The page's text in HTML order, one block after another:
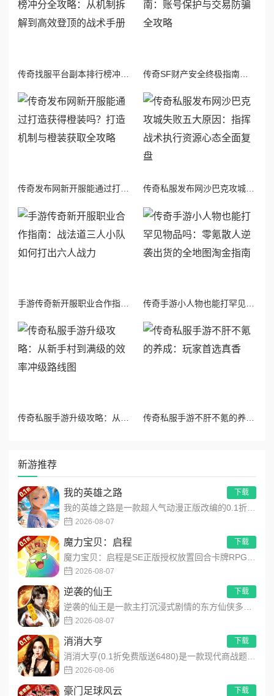
传奇SF财产安全终极指南：账号保护与交易防骗全攻略
传奇私服发布网沙巴克攻城失败五大原因：指挥战术执行资源心态全面复盘
传奇私服手游升级攻略：从新手村到满级的效率冲级路线图 传奇私服手游不肝不氪的养成：玩家首选真香
新游推荐
我的英雄之路
2026-08-07
下载
魔力宝贝：启程
2026-08-07
下载
逆袭的仙王
2026-08-07
下载
消消大亨
2026-08-06
下载
豪门足球风云 下载